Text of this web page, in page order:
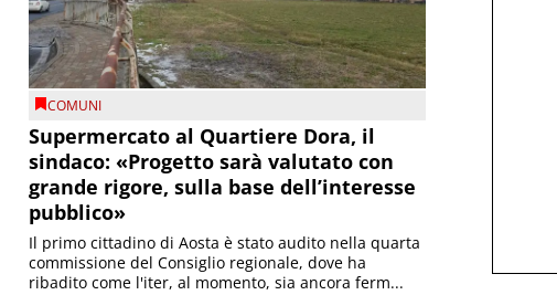
COMUNI
Supermercato al Quartiere Dora, il
sindaco: «Progetto sarà valutato con
grande rigore, sulla base dell’interesse
pubblico»
Il primo cittadino di Aosta è stato audito nella quarta
commissione del Consiglio regionale, dove ha
ribadito come l'iter, al momento, sia ancora ferm...